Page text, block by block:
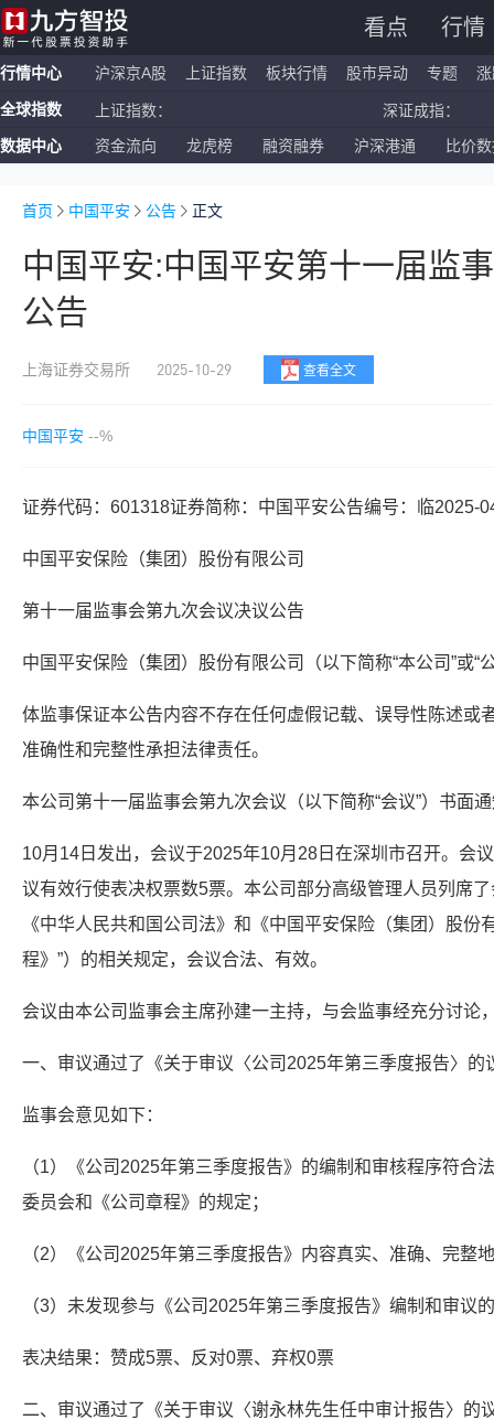
看点 行情
行情中心 沪深京A股 上证指数 板块行情 股市异动 专题
全球指数 上证指数： 深证成指：
恒生指数： 国企指数：
数据中心 资金流向 龙虎榜 融资融券 沪深港通 比价
首页 中国平安 公告 正文
中国平安:中国平安第十一届监
公告
上海证券交易所 2025-10-29 查看全文
中国平安 --%
证券代码：601318证券简称：中国平安公告编号：临2025-
中国平安保险（集团）股份有限公司
第十一届监事会第九次会议决议公告
中国平安保险（集团）股份有限公司（以下简称“本公司”或“
体监事保证本公告内容不存在任何虚假记载、误导性陈述或
准确性和完整性承担法律责任。
本公司第十一届监事会第九次会议（以下简称“会议”）书面
10月14日发出，会议于2025年10月28日在深圳市召开。会
议有效行使表决权票数5票。本公司部分高级管理人员列席
《中华人民共和国公司法》和《中国平安保险（集团）股份
程》”）的相关规定，会议合法、有效。
会议由本公司监事会主席孙建一主持，与会监事经充分讨论
一、审议通过了《关于审议〈公司2025年第三季度报告〉的
监事会意见如下：
（1）《公司2025年第三季度报告》的编制和审核程序符合
委员会和《公司章程》的规定；
（2）《公司2025年第三季度报告》内容真实、准确、完整
（3）未发现参与《公司2025年第三季度报告》编制和审议
表决结果：赞成5票、反对0票、弃权0票
二、审议通过了《关于审议〈谢永林先生任中审计报告〉的